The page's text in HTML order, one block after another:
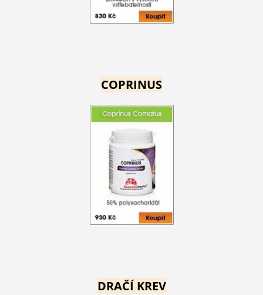
COPRINUS
DRAČÍ KREV